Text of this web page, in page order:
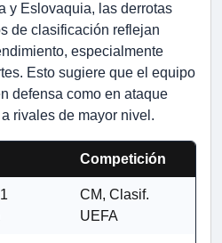
y Eslovaquia, las derrotas
de clasificación reflejan
especialmente
Esto sugiere que el equipo
defensa como en ataque
rivales de mayor nivel.
Competición
CM, Clasif.
UEFA